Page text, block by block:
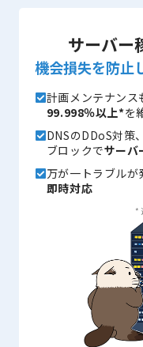
サーバー
機会損失を防止
計画メンテナンス
99.998％以上*を
DNSのDDoS対策
ブロックでサーバ
万が一トラブルが
即時対応
*